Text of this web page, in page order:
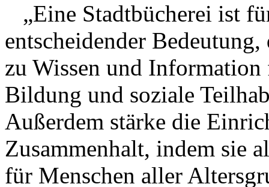
„Eine Stadtbücherei ist
entscheidender
zu Wissen und
Bildung und soziale
Außerdem stärke die
Zusammenhalt, indem sie
für Menschen aller